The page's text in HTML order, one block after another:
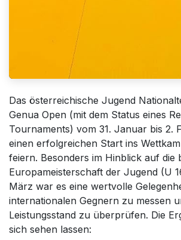
Das österreichische Jugend
Genua Open (mit dem Status eines
Tournaments) vom 31. Januar bis 2.
einen erfolgreichen Start ins
feiern. Besonders im Hinblick auf die
Europameisterschaft der Jugend (U
März war es eine wertvolle
internationalen Gegnern zu messen
Leistungsstand zu überprüfen. Die
sich sehen lassen: